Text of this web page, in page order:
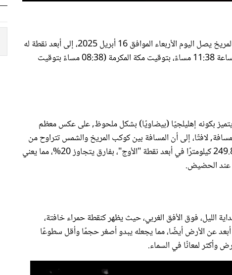
كشفت الجمعية الفلكية بجدة، عبر حسابها الرسمي على "فيسبوك"، أن كوكب المريخ يصل اليوم الأربعاء الموافق 16 أبريل 2025، إلى أبعد نقطة له
عن الشمس "الأوج"، وذلك على مسافة تُقدّر بنحو 250 مليون كيلومتر، عند الساعة 11:38 مساءً، بتوقيت مكة المكرمة (08:38 مساءً بتوقيت
يتميز بكونه إهليلجيًا (بيضاويًا) بشكل ملحوظ, على عكس معظم
لافتًا، إلى أن المسافة بين كوكب المريخ والشمس تتراوح من
206,445,062 كيلومترًا في أقرب نقطة (الحضيض الشمسي) إلى 249.828.444 كيلومترًا في أبعد نقطة "الأوج"، بفارق يتجاوز 20%، مما يعني
الليل، فوق الأفق الغربي، حيث يظهر كنقطة حمراء خافتة،
عن الأرض أيضًا، مما يجعله يبدو أصغر حجمًا وأقل سطوعًا
وأكثر لمعانًا في السماء.